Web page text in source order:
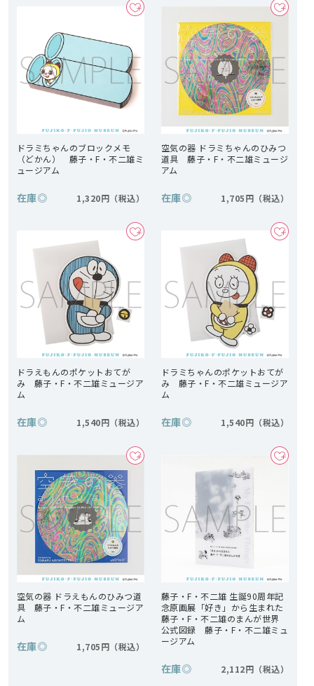
ドラミちゃんのブロックメモ
（どかん） 藤子・F・不二雄ミ
ュージアム
在庫◎ 1,320円
空気の器 ドラミちゃんのひみつ
道具 藤子・F・不二雄ミュージ
アム
在庫◎ 1,705円
ドラえもんのポケットおてが
み 藤子・F・不二雄ミュージア
ム
在庫◎ 1,540円
ドラミちゃんのポケットおてが
み 藤子・F・不二雄ミュージア
ム
在庫◎ 1,540円
空気の器 ドラえもんのひみつ道
具 藤子・F・不二雄ミュージア
ム
在庫◎ 1,705円
藤子・F・不二雄 生誕90周年記
念原画展「好き」から生まれた
藤子・F・不二雄のまんが世界
公式図録 藤子・F・不二雄ミュ
ージアム
在庫◎ 2,112円